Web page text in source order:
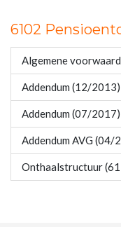
6102
Algemene
Addendum (12/2013)
Addendum (07/2017)
Addendum AVG (04/
Onthaalstructuur